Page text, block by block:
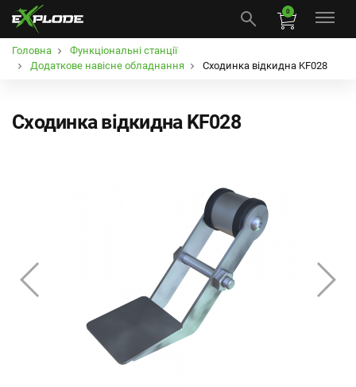
0
Головна
Функціональні станції
Додаткове навісне обладнання
Сходинка відкидна KF028
Сходинка відкидна KF028